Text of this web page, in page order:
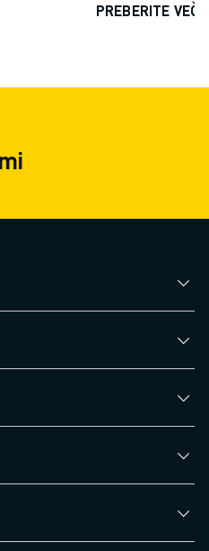
sta potrebna za
utrujanja, da
PREBERITE VEČ